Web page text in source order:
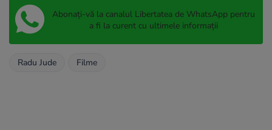
Abonați-vă la canalul Libertatea de WhatsApp pentru
a fi la curent cu ultimele informații
Radu Jude Filme